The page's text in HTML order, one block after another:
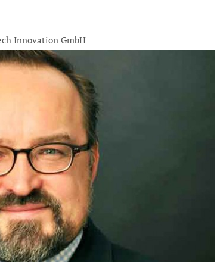
Innovation GmbH